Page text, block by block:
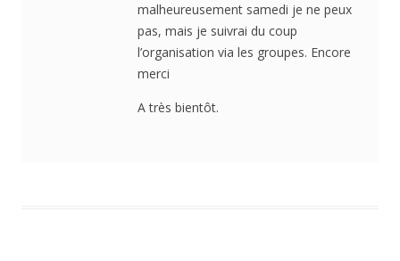
malheureusement samedi je ne peux
pas, mais je suivrai du coup
l’organisation via les groupes. Encore
merci
A très bientôt.